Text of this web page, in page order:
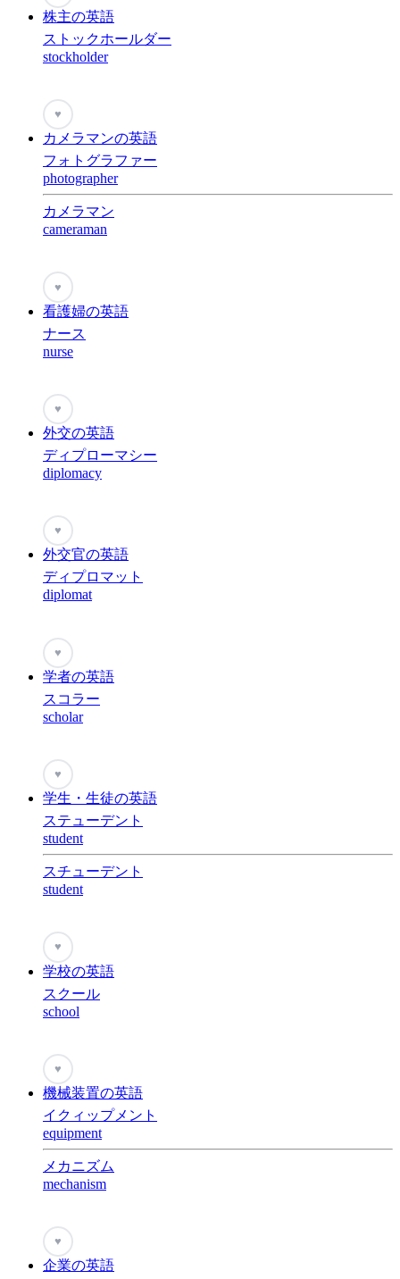
株主の英語
ストックホールダー
stockholder
♥
カメラマンの英語
フォトグラファー
photographer
カメラマン
cameraman
♥
看護婦の英語
ナース
nurse
♥
外交の英語
ディプローマシー
diplomacy
♥
外交官の英語
ディプロマット
diplomat
♥
学者の英語
スコラー
scholar
♥
学生・生徒の英語
ステューデント
student
スチューデント
student
♥
学校の英語
スクール
school
♥
機械装置の英語
イクィップメント
equipment
メカニズム
mechanism
♥
企業の英語